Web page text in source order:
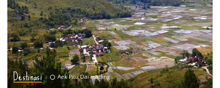
Destinasi Aek Pitu Dai reading